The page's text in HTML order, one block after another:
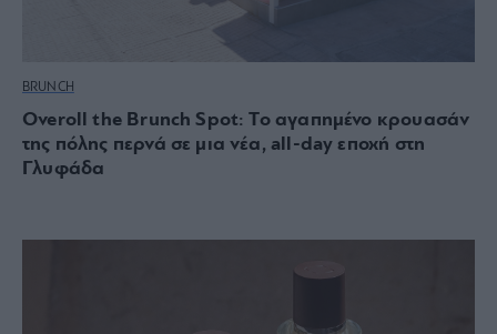
BRUNCH
Overoll the Brunch Spot: Το αγαπημένο κρουασάν
της πόλης περνά σε μια νέα, all-day εποχή στη
Γλυφάδα